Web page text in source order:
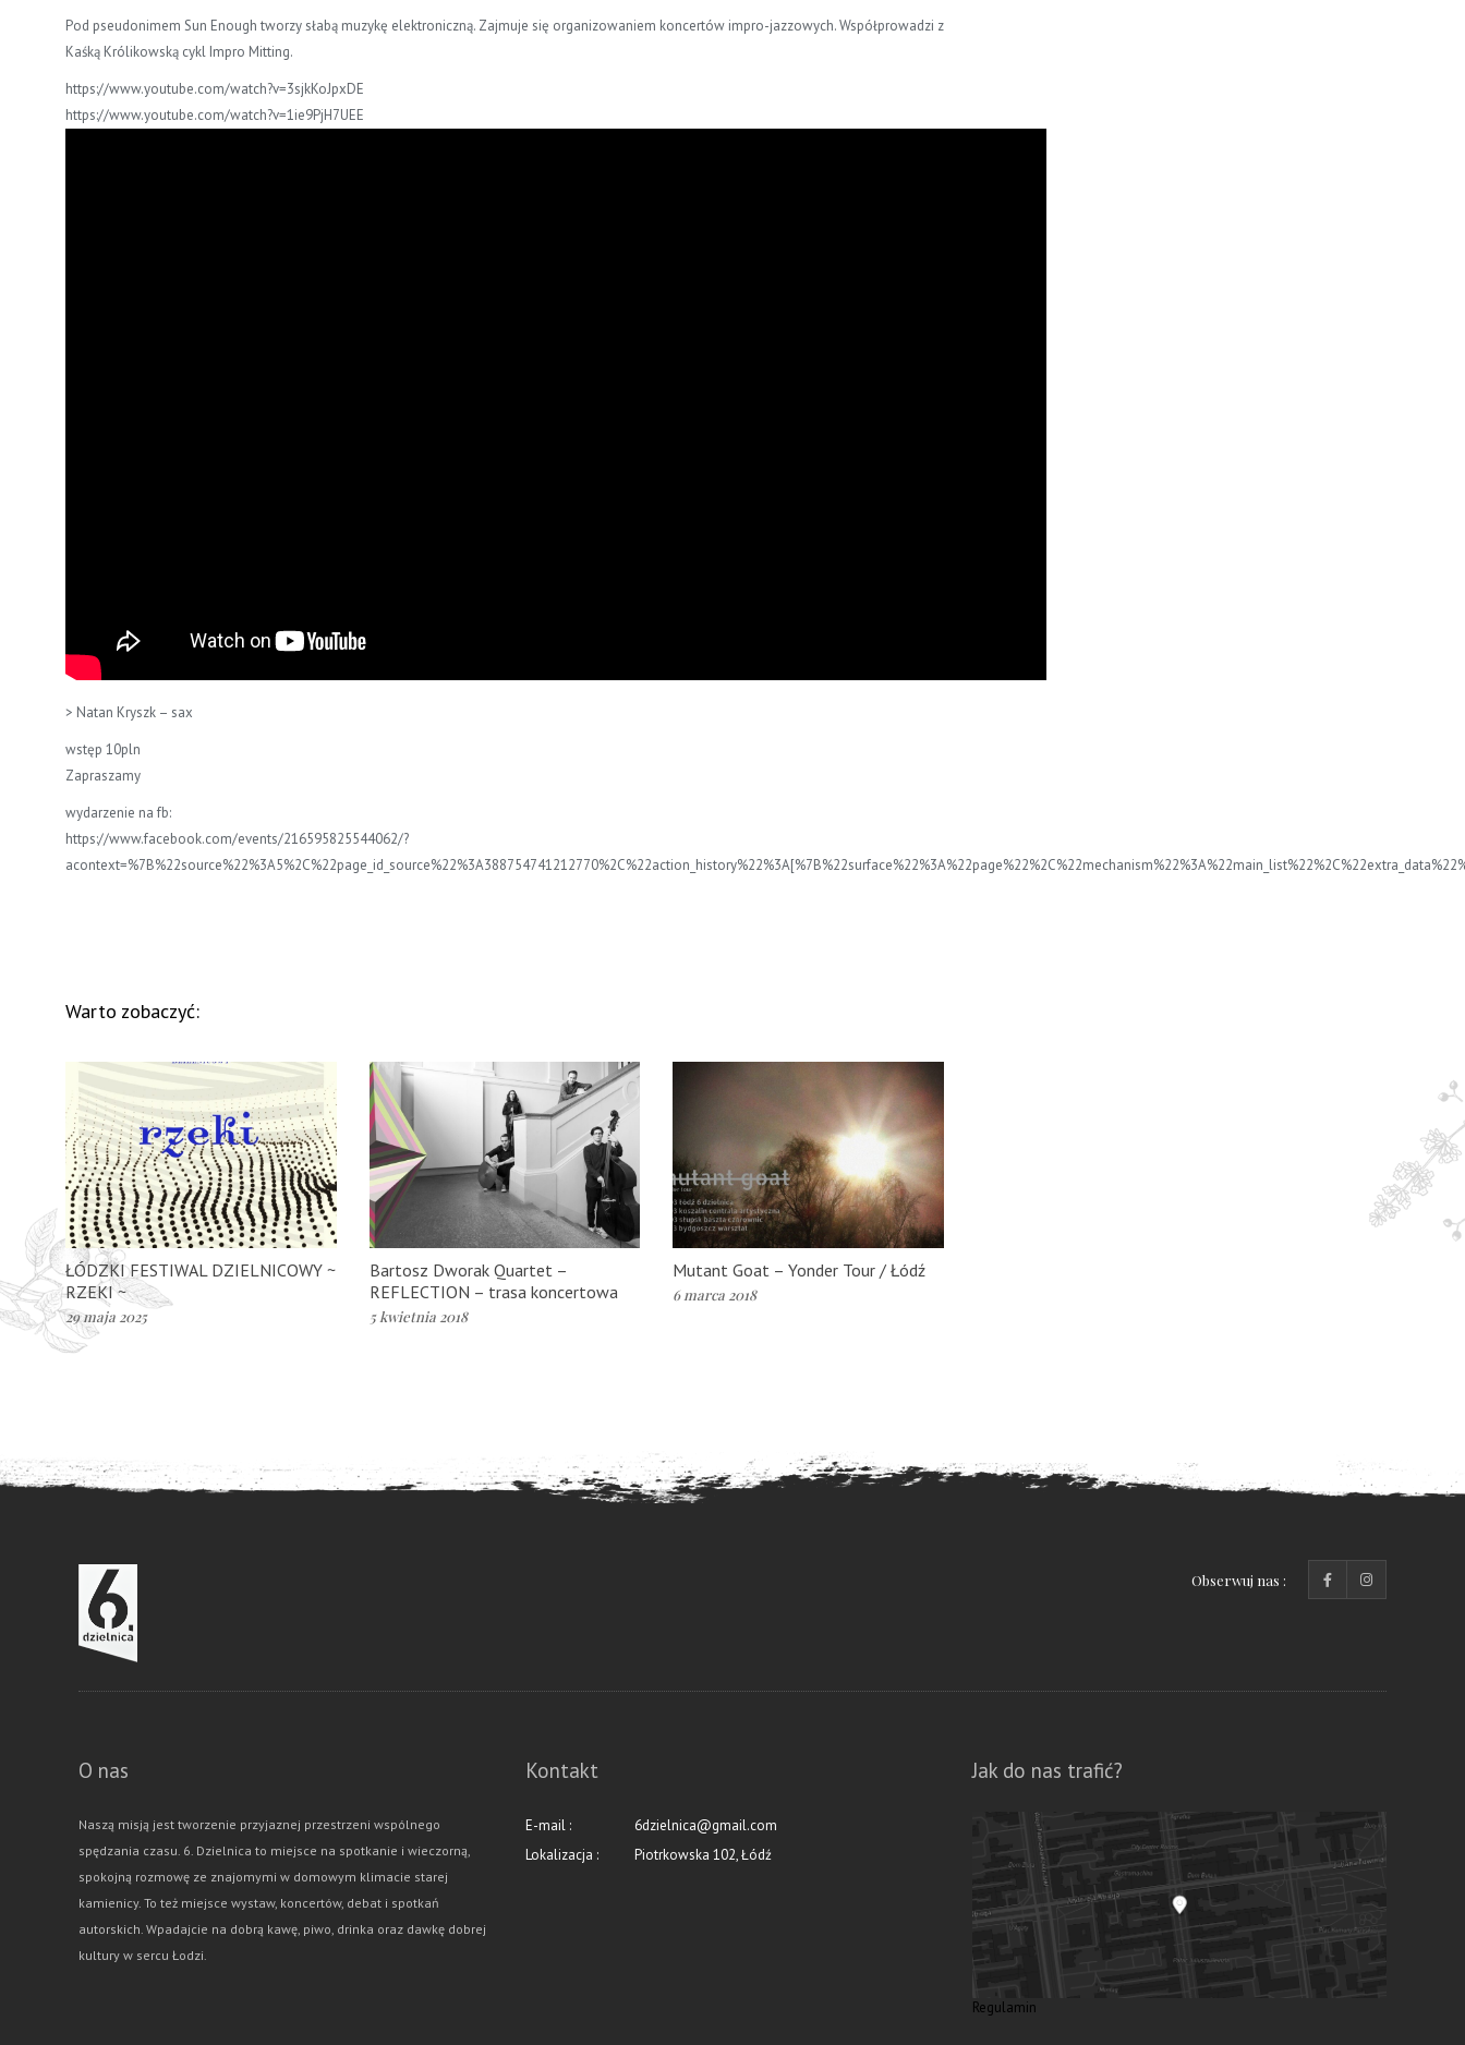
Pod pseudonimem Sun Enough tworzy słabą muzykę elektroniczną. Zajmuje się organizowaniem koncertów impro-jazzowych. Współprowadzi z
Kaśką Królikowską cykl Impro Mitting.
https://www.youtube.com/watch?v=3sjkKoJpxDE
https://www.youtube.com/watch?v=1ie9PjH7UEE
> Natan Kryszk – sax
wstęp 10pln
Zapraszamy
wydarzenie na fb:
https://www.facebook.com/events/216595825544062/?
Warto zobaczyć:
ŁÓDZKI FESTIWAL DZIELNICOWY ~
RZEKI ~
29 maja 2025
Bartosz Dworak Quartet –
REFLECTION – trasa koncertowa
5 kwietnia 2018
Mutant Goat – Yonder Tour / Łódź
6 marca 2018
Obserwuj nas :
O nas
Naszą misją jest tworzenie przyjaznej przestrzeni wspólnego
spędzania czasu. 6. Dzielnica to miejsce na spotkanie i wieczorną,
spokojną rozmowę ze znajomymi w domowym klimacie starej
kamienicy. To też miejsce wystaw, koncertów, debat i spotkań
autorskich. Wpadajcie na dobrą kawę, piwo, drinka oraz dawkę dobrej
kultury w sercu Łodzi.
Kontakt
E-mail :
6dzielnica@gmail.com
Lokalizacja :
Piotrkowska 102, Łódź
Jak do nas trafić?
Regulamin